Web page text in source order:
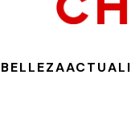
BELLEZA